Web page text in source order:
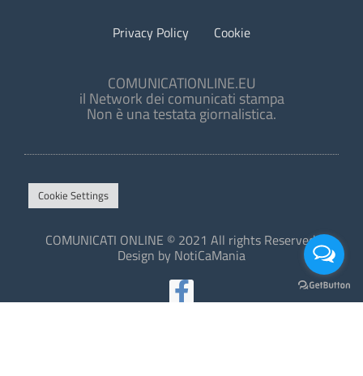
Privacy Policy Cookie
COMUNICATIONLINE.EU
il Network dei comunicati stampa
Non è una testata giornalistica.
Cookie Settings
COMUNICATI ONLINE © 2021 All rights Reserved.
Design by NotiCaMania